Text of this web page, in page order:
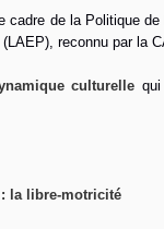
cadre de la Politique de
reconnu par la
culturelle
la libre-motricité